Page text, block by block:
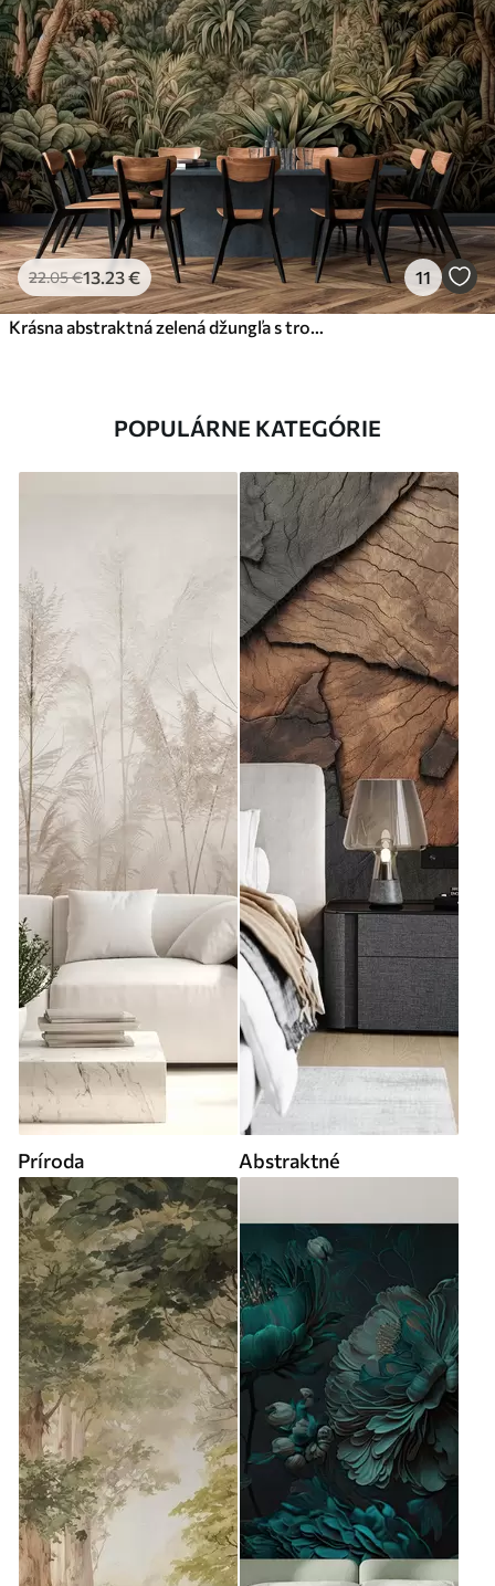
22.05€13 .23€ 11
POPULÁRNE KATEGÓRIE
Príroda Abstraktné